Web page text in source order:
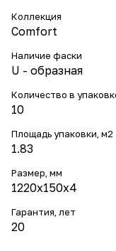
Коллекция
Comfort
Наличие фаски
U - образная
Количество в
10
Площадь упаковки, м2
1.83
Размер, мм
1220x150x4
Гарантия, лет
20